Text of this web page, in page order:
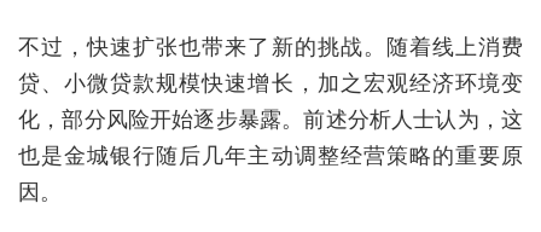
不过，快速扩张也带来了新的挑战。随着线上消费
贷、小微贷款规模快速增长，加之宏观经济环境变
化，部分风险开始逐步暴露。前述分析人士认为，这
也是金城银行随后几年主动调整经营策略的重要原
因。